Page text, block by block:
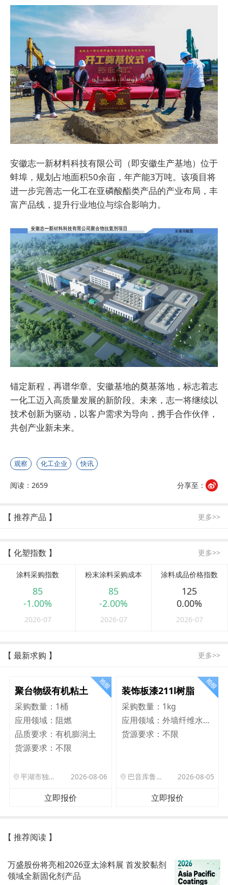
安徽志一新材料科技有限公司（即安徽生产基地）位于
蚌埠，规划占地面积50余亩，年产能3万吨。该项目将
进一步完善志一化工在亚磷酸酯类产品的产业布局，丰
富产品线，提升行业地位与综合影响力。
锚定新程，再谱华章。安徽基地的奠基落地，标志着志
一化工迈入高质量发展的新阶段。未来，志一将继续以
技术创新为驱动，以客户需求为导向，携手合作伙伴，
共创产业新未来。
观察 化工企业 快讯
阅读：2659 分享至：
【 推荐产品 】 更多>>
【 化塑指数 】 更多>>
涂料采购指数
85
-1.00%
2026-07
粉末涂料采购成本
85
-2.00%
2026-07
涂料成品价格指数
125
0.00%
2026-07
【 最新求购 】 更多>>
聚台物级有机粘土
采购数量： 1桶
应用领域： 阻燃
品质要求： 有机膨润土
货源要求： 不限
平湖市独山港镇集港路 589 号 2026-08-06
立即报价
装饰板漆211l树脂
采购数量： 1kg
应用领域：
外墙纤维水泥板
货源要求：不限
巴音库鲁提镇,托帕口岸六号库房 2026-08-05
立即报价
【 推荐阅读 】
万盛股份将亮相2026亚太涂料展 首发胶黏剂
领域全新固化剂产品